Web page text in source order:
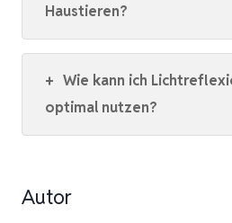
Haustieren?
+ Wie kann ich
optimal nutzen?
Autor